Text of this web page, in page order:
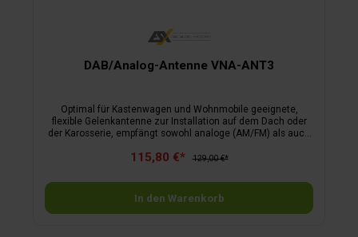
DAB/Analog-Antenne VNA-ANT3
Optimal für Kastenwagen und Wohnmobile geeignete,
flexible Gelenkantenne zur Installation auf dem Dach oder
der Karosserie, empfängt sowohl analoge (AM/FM) als auch
ummantelten Glasfaserstab mit einer Länge von 23 cm und
Lieferumfang sind SMA- und SMB-Adapter enthalten.
115,80 €* 129,00 €*
In den Warenkorb